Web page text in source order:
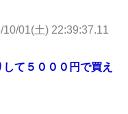
10/01(土) 22:39:37.11
て５０００円で買え